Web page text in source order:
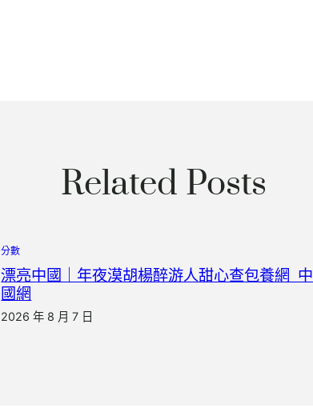
Related Posts
分數
漂亮中國｜年夜漠胡楊醉游人甜心查包養網_中
國網
2026 年 8 月 7 日